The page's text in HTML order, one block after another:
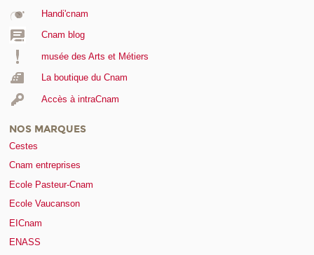
Handi'cnam
Cnam blog
musée des Arts et Métiers
La boutique du Cnam
Accès à intraCnam
NOS MARQUES
Cestes
Cnam entreprises
Ecole Pasteur-Cnam
Ecole Vaucanson
EICnam
ENASS